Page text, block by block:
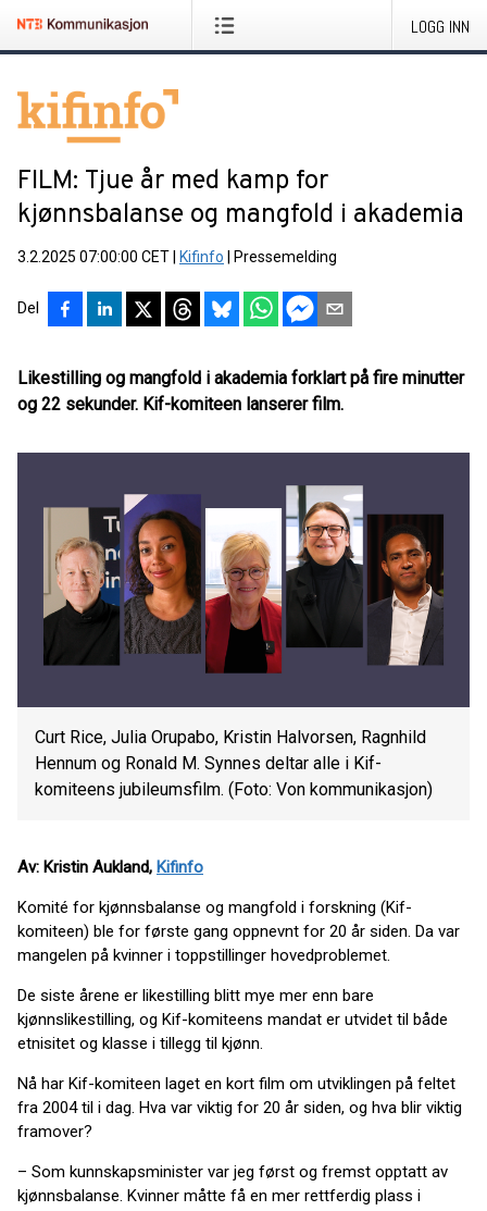
LOGG INN
FILM: Tjue år med kamp for
kjønnsbalanse og mangfold i akademia
3.2.2025 07:00:00 CET Kifinfo Pressemelding
Del
Likestilling og mangfold i akademia forklart på fire minutter
og 22 sekunder. Kif-komiteen lanserer film.
Curt Rice, Julia Orupabo, Kristin Halvorsen, Ragnhild
Hennum og Ronald M. Synnes deltar alle i Kif-
komiteens jubileumsfilm. (Foto: Von kommunikasjon)
Av: Kristin Aukland, Kifinfo
Komité for kjønnsbalanse og mangfold i forskning (Kif-
komiteen) ble for første gang oppnevnt for 20 år siden. Da var
mangelen på kvinner i toppstillinger hovedproblemet.
De siste årene er likestilling blitt mye mer enn bare
kjønnslikestilling, og Kif-komiteens mandat er utvidet til både
etnisitet og klasse i tillegg til kjønn.
Nå har Kif-komiteen laget en kort film om utviklingen på feltet
fra 2004 til i dag. Hva var viktig for 20 år siden, og hva blir viktig
framover?
– Som kunnskapsminister var jeg først og fremst opptatt av
kjønnsbalanse. Kvinner måtte få en mer rettferdig plass i